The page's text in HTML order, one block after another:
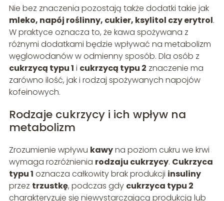
Nie bez znaczenia pozostają także dodatki takie jak
mleko, napój roślinny, cukier, ksylitol czy erytrol.
W praktyce oznacza to, że kawa spożywana z
różnymi dodatkami będzie wpływać na metabolizm
węglowodanów w odmienny sposób. Dla osób z
cukrzycą typu 1 i cukrzycą typu 2 znaczenie ma
zarówno ilość, jak i rodzaj spożywanych napojów
kofeinowych.
Rodzaje cukrzycy i ich wpływ na
metabolizm
Zrozumienie wpływu kawyna poziom cukru we krwi
wymaga rozróżnienia rodzaju cukrzycy. Cukrzyca
typu 1 oznacza całkowity brak produkcji insuliny
przez trzustkę, podczas gdy cukrzyca typu 2
charakteryzuje się niewystarczającą produkcją lub